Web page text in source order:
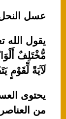
عسل
يقول
مُّخْتَلِفٌ
لَآيَةً لِّقَوْمٍ
يحتوى
من